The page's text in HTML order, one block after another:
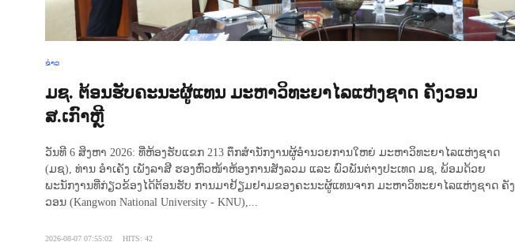
ຂ່າວ
ມຊ. ຕ້ອນຮັບຄະນະຜູ້ແທນ ມະຫາວິທະຍາໄລແຫ່ງຊາດ ຄັງວອນ
ສ.ເກົາຫຼີ
ວັນທີ 6 ສິງຫາ 2026: ທີ່ຫ້ອງຮັບແຂກ 213 ຕຶກສຳນັກງານຜູ້ອໍານວຍການໃຫຍ່ ມະຫາວິທະຍາໄລແຫ່ງຊາດ
(ມຊ), ທ່ານ ອຳເຄັງ ເພັງລາສີ ຮອງຫົວໜ້າຫ້ອງການສັງລວມ ແລະ ພົວພັນຕ່າງປະເທດ ມຊ, ພ້ອມດ້ວຍ
ພະນັກງານທີ່ກ່ຽວຂ້ອງໄດ້ຕ້ອນຮັບ ການມາຢ້ຽມຢາມຂອງຄະນະຜູ້ແທນຈາກ ມະຫາວິທະຍາໄລແຫ່ງຊາດ ຄັງ
ວອນ (Kangwon National University - KNU),...
2026-08-07 07:55:02 HITS: 42